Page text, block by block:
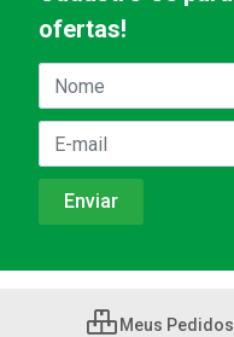
ofertas!
Meus Pedidos